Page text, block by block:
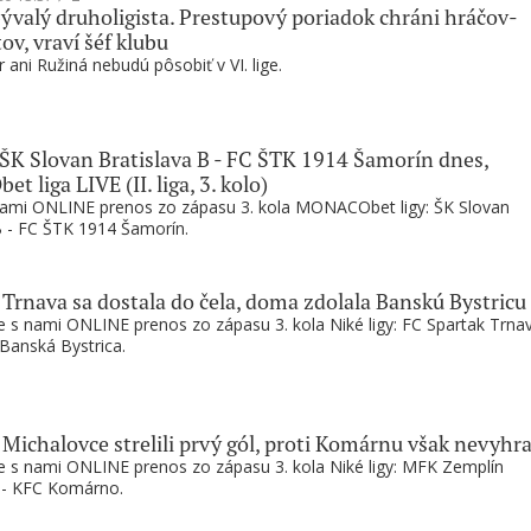
ani Ružiná nebudú pôsobiť v VI. lige.
druholigista. Prestupový poriadok chráni hráčov-
vraví šéf klubu
ONLINE prenos zo zápasu 3. kola MONACObet ligy: ŠK Slovan
FC ŠTK 1914 Šamorín.
Slovan Bratislava B - FC ŠTK 1914 Šamorín dnes,
liga LIVE (II. liga, 3. kolo)
s nami ONLINE prenos zo zápasu 3. kola Niké ligy: FC Spartak
Bystrica.
sa dostala do čela, doma zdolala Banskú Bystricu
s nami ONLINE prenos zo zápasu 3. kola Niké ligy: MFK Zemplín
KFC Komárno.
strelili prvý gól, proti Komárnu však